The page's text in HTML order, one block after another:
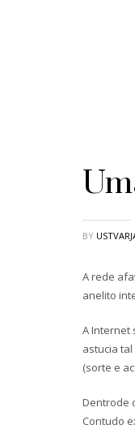
BY
A rede
anelito
A Internet
astucia
(sorte e
Dentrode
Contudo